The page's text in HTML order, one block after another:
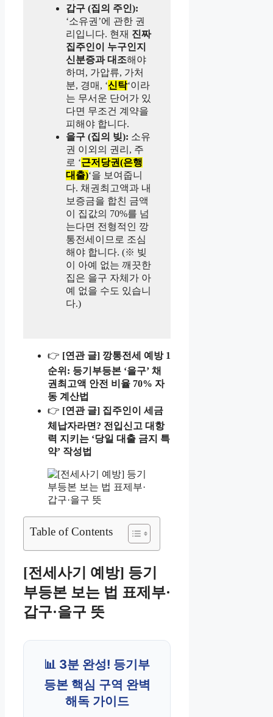
갑구 (집의 주인):
‘소유권’에 관한 권
리입니다. 현재 진짜
집주인이 누구인지
신분증과 대조해야
하며, 가압류, 가처
분, 경매, ‘신탁‘이라
는 무서운 단어가 있
다면 무조건 계약을
피해야 합니다.
을구 (집의 빚): 소유
권 이외의 권리, 주
로 ‘근저당권(은행
대출)‘을 보여줍니
다. 채권최고액과 내
보증금을 합친 금액
이 집값의 70%를 넘
는다면 전형적인 깡
통전세이므로 조심
해야 합니다. (※ 빚
이 아예 없는 깨끗한
집은 을구 자체가 아
예 없을 수도 있습니
다.)
👉 [연관 글] 깡통전세 예방 1
순위: 등기부등본 ‘을구’ 채
권최고액 안전 비율 70% 자
동 계산법
👉 [연관 글] 집주인이 세금
체납자라면? 전입신고 대항
력 지키는 ‘당일 대출 금지 특
약’ 작성법
Table of Contents
[전세사기 예방] 등기
부등본 보는 법 표제부·
갑구·을구 뜻
📊 3분 완성! 등기부
등본 핵심 구역 완벽
해독 가이드